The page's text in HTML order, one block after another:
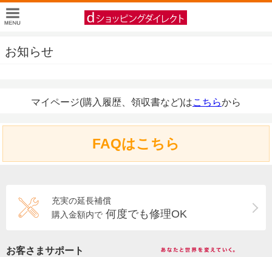
お知らせ
マイページ(購入履歴、領収書など)はこちらから
FAQはこちら
充実の延長補償
購入金額内で 何度でも修理OK
お客さまサポート